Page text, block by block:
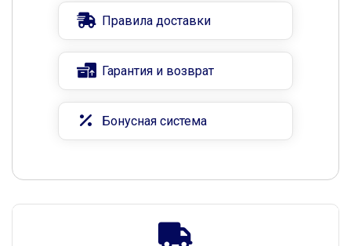
Правила доставки
Гарантия и возврат
Бонусная система